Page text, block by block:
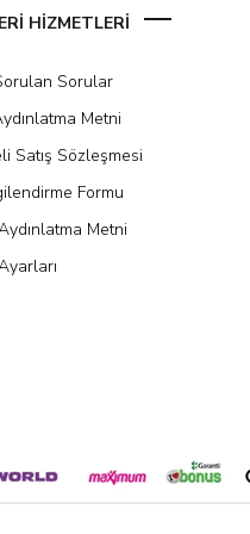
HİZMETLERİ
Sorular
Metni
Satış Sözleşmesi
Formu
Metni